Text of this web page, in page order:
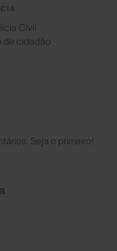
Civil
cidadão
Seja o primeiro!